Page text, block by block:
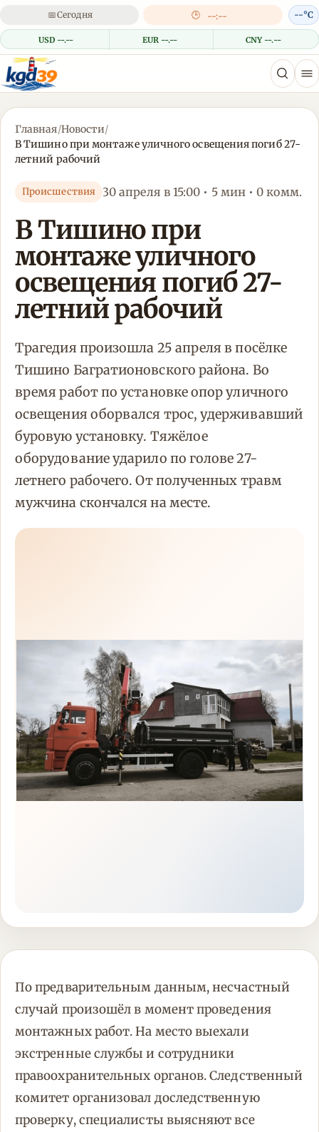
📅Сегодня 🕒 --:--
USD --.-- EUR --.-- CNY --.--
--°C
Главная/Новости/
В Тишино при монтаже уличного освещения погиб 27-
летний рабочий
Происшествия 30 апреля в 15:00 • 5 мин • 0 комм.
В Тишино при
монтаже уличного
освещения погиб 27-
летний рабочий
Трагедия произошла 25 апреля в посёлке
Тишино Багратионовского района. Во
время работ по установке опор уличного
освещения оборвался трос, удерживавший
буровую установку. Тяжёлое
оборудование ударило по голове 27-
летнего рабочего. От полученных травм
мужчина скончался на месте.
По предварительным данным, несчастный
случай произошёл в момент проведения
монтажных работ. На место выехали
экстренные службы и сотрудники
правоохранительных органов. Следственный
комитет организовал доследственную
проверку, специалисты выясняют все